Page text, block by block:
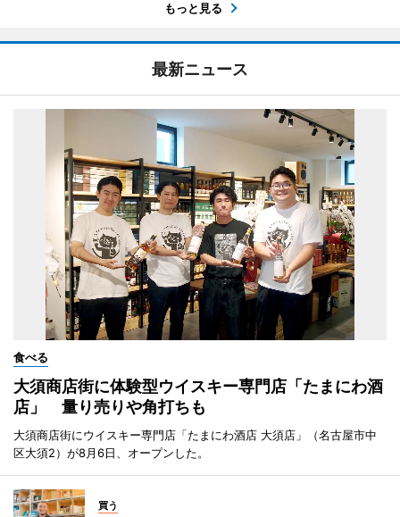
もっと見る
最新ニュース
食べる
大須商店街に体験型ウイスキー専門店「たまにわ酒
店」 量り売りや角打ちも
大須商店街にウイスキー専門店「たまにわ酒店 大須店」（名古屋市中
区大須2）が8月6日、オープンした。
買う